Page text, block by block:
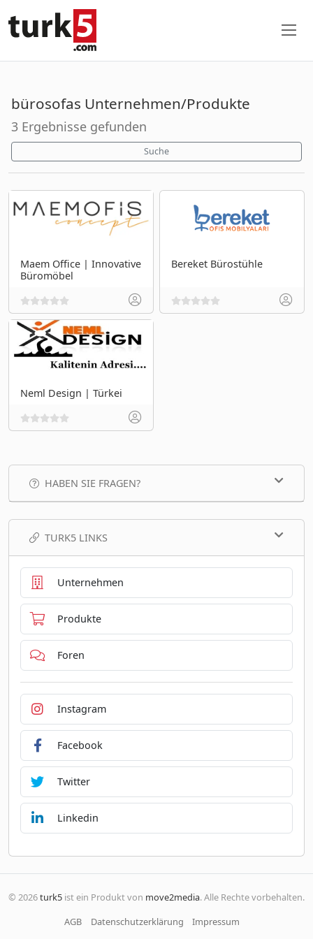
bürosofas Unternehmen/Produkte
3 Ergebnisse gefunden
Suche
Maem Office | Innovative
Büromöbel
Bereket Bürostühle
Neml Design | Türkei
HABEN SIE FRAGEN?
TURK5 LINKS
Unternehmen
Produkte
Foren
Instagram
Facebook
Twitter
Linkedin
© 2026turk5 ist ein Produkt von move2media. Alle Rechte vorbehalten.
AGB
Datenschutzerklärung Impressum